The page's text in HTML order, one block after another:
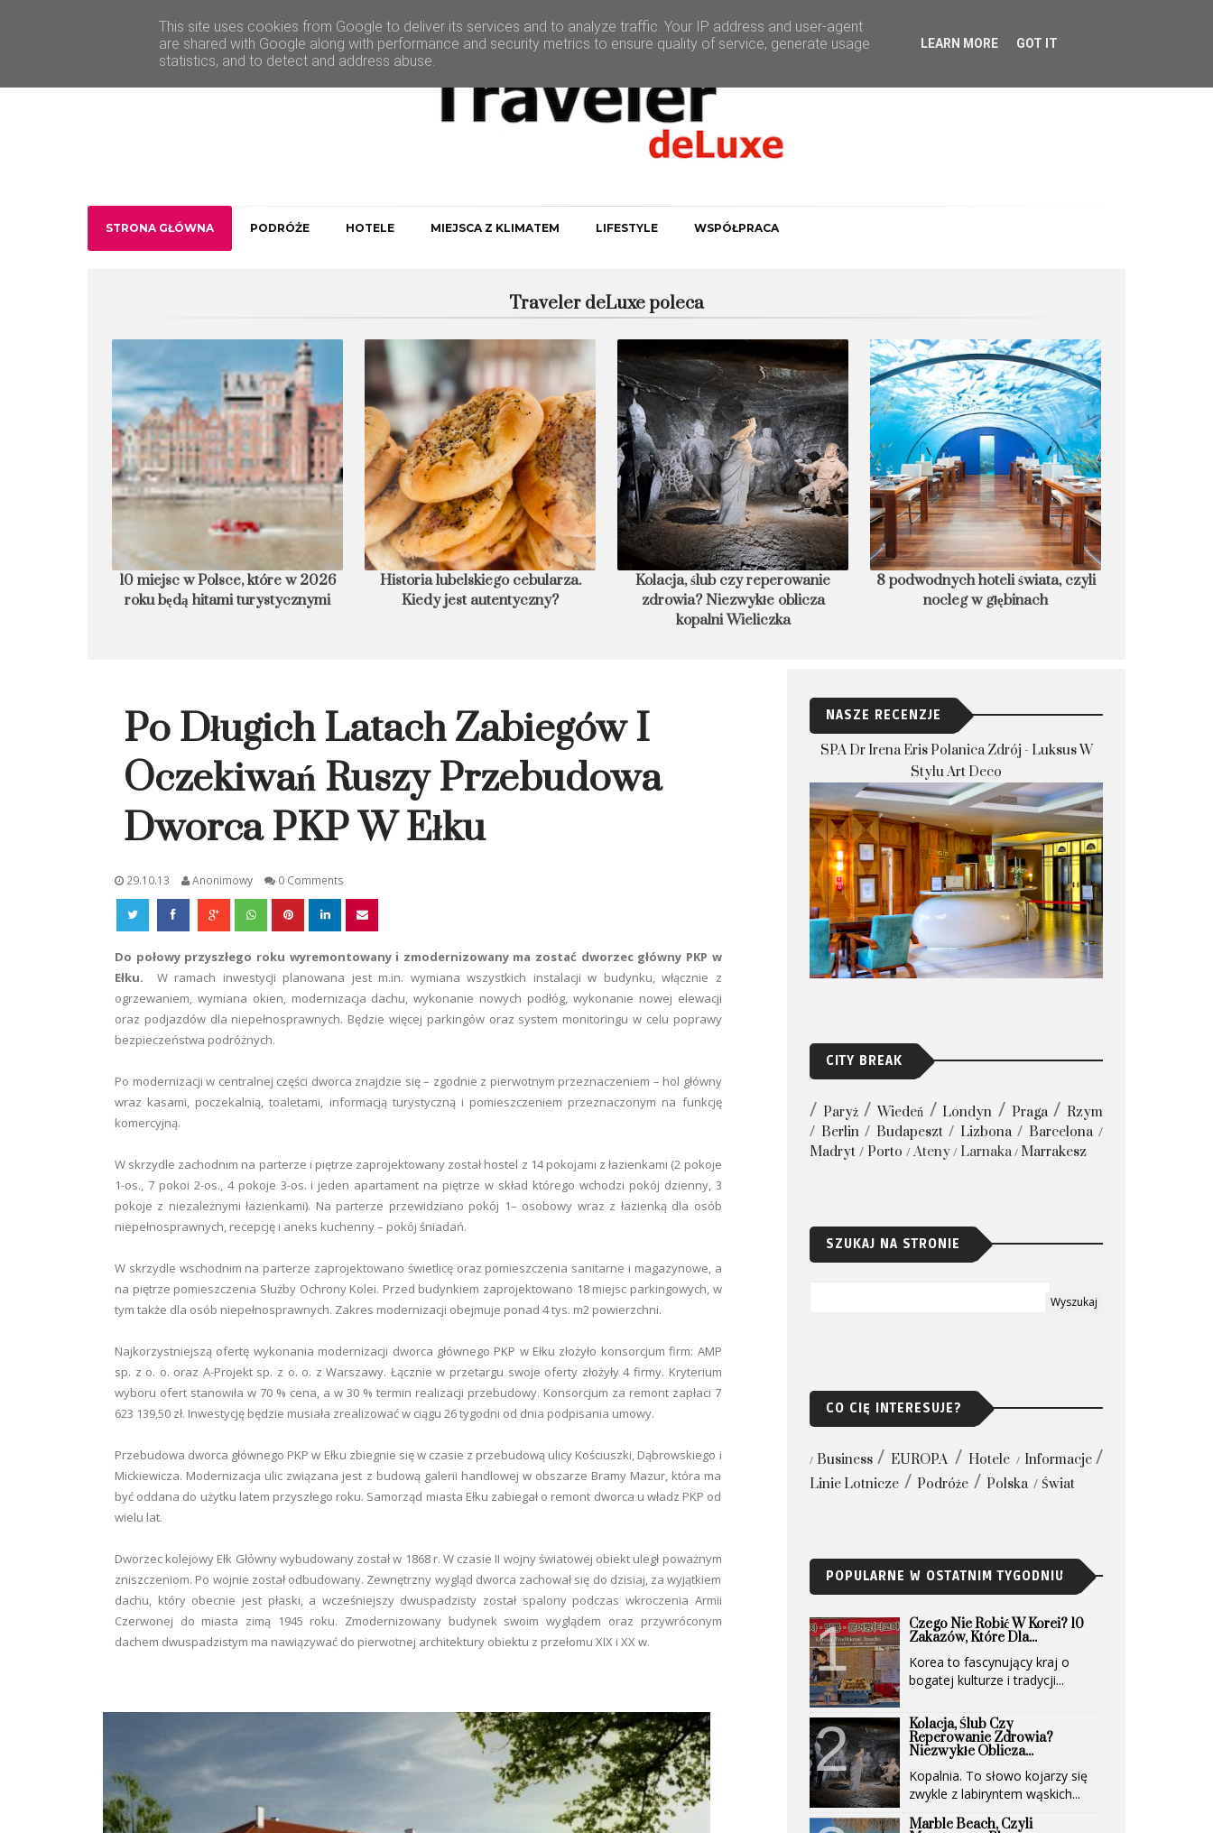
O Traveler deLuxe
STRONA GŁÓWNA PODRÓŻE HOTELE MIEJSCA Z KLIMATEM LIFESTYLE WSPÓŁPRACA
Traveler deLuxe poleca
10 miejsc w Polsce, które w 2026
roku będą hitami turystycznymi
Historia lubelskiego cebularza.
Kiedy jest autentyczny?
Kolacja, ślub czy reperowanie
zdrowia? Niezwykłe oblicza
kopalni Wieliczka
8 podwodnych hoteli świata, czyli
nocleg w głębinach
Po Długich Latach Zabiegów I
Oczekiwań Ruszy Przebudowa
Dworca PKP W Ełku
29.10.13 Anonimowy 0 Comments
Do połowy przyszłego roku wyremontowany i zmodernizowany ma zostać dworzec główny PKP w
Ełku.
W ramach inwestycji planowana jest m.in. wymiana wszystkich instalacji w budynku, włącznie z
ogrzewaniem, wymiana okien, modernizacja dachu, wykonanie nowych podłóg, wykonanie nowej elewacji
oraz podjazdów dla niepełnosprawnych. Będzie więcej parkingów oraz system monitoringu w celu poprawy
bezpieczeństwa podróżnych.
Po modernizacji w centralnej części dworca znajdzie się – zgodnie z pierwotnym przeznaczeniem – hol główny
wraz kasami, poczekalnią, toaletami, informacją turystyczną i pomieszczeniem przeznaczonym na funkcję
komercyjną.
W skrzydle zachodnim na parterze i piętrze zaprojektowany został hostel z 14 pokojami z łazienkami (2 pokoje
1-os., 7 pokoi 2-os., 4 pokoje 3-os. i jeden apartament na piętrze w skład którego wchodzi pokój dzienny, 3
pokoje z niezależnymi łazienkami). Na parterze przewidziano pokój 1– osobowy wraz z łazienką dla osób
niepełnosprawnych, recepcję i aneks kuchenny – pokój śniadań.
W skrzydle wschodnim na parterze zaprojektowano świetlicę oraz pomieszczenia sanitarne i magazynowe, a
na piętrze pomieszczenia Służby Ochrony Kolei. Przed budynkiem zaprojektowano 18 miejsc parkingowych, w
tym także dla osób niepełnosprawnych. Zakres modernizacji obejmuje ponad 4 tys. m2 powierzchni.
Najkorzystniejszą ofertę wykonania modernizacji dworca głównego PKP w Ełku złożyło konsorcjum firm: AMP
sp. z o. o. oraz A-Projekt sp. z o. o. z Warszawy. Łącznie w przetargu swoje oferty złożyły 4 firmy. Kryterium
wyboru ofert stanowiła w 70 % cena, a w 30 % termin realizacji przebudowy. Konsorcjum za remont zapłaci 7
623 139,50 zł. Inwestycję będzie musiała zrealizować w ciągu 26 tygodni od dnia podpisania umowy.
Przebudowa dworca głównego PKP w Ełku zbiegnie się w czasie z przebudową ulicy Kościuszki, Dąbrowskiego i
Mickiewicza. Modernizacja ulic związana jest z budową galerii handlowej w obszarze Bramy Mazur, która ma
być oddana do użytku latem przyszłego roku. Samorząd miasta Ełku zabiegał o remont dworca u władz PKP od
wielu lat.
Dworzec kolejowy Ełk Główny wybudowany został w 1868 r. W czasie II wojny światowej obiekt uległ poważnym
zniszczeniom. Po wojnie został odbudowany. Zewnętrzny wygląd dworca zachował się do dzisiaj, za wyjątkiem
dachu, który obecnie jest płaski, a wcześniejszy dwuspadzisty został spalony podczas wkroczenia Armii
Czerwonej do miasta zimą 1945 roku. Zmodernizowany budynek swoim wyglądem oraz przywróconym
dachem dwuspadzistym ma nawiązywać do pierwotnej architektury obiektu z przełomu XIX i XX w.
NASZE RECENZJE
SPA Dr Irena Eris Polanica Zdrój - Luksus W
Stylu Art Deco
CITY BREAK
Paryż Wiedeń Londyn Praga
Rzym
Berlin
Budapeszt Lizbona
Barcelona
Madryt
Porto Ateny Larnaka Marrakesz
SZUKAJ NA STRONIE
CO CIĘ INTERESUJE?
Business EUROPA Hotele
Informacje
Linie Lotnicze
Podróże Polska Świat
POPULARNE W OSTATNIM TYGODNIU
Czego Nie Robić W Korei? 10
Zakazów, Które Dla...
Korea to fascynujący kraj o
bogatej kulturze i tradycji...
Kolacja, Ślub Czy
Reperowanie Zdrowia?
Niezwykłe Oblicza...
Kopalnia. To słowo kojarzy się
zwykle z labiryntem wąskich...
Marble Beach, Czyli
This site uses cookies from Google to deliver its services and to analyze traffic. Your IP address and user-agent
are shared with Google along with performance and security metrics to ensure quality of service, generate usage
statistics, and to detect and address abuse.
LEARN MORE GOT IT